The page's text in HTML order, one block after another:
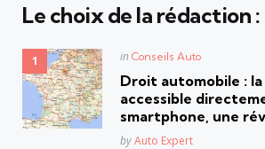
Le choix de la rédaction :
Posted
in Conseils Auto
Droit automobile :
accessible
smartphone, une
Posted
byAuto Expert